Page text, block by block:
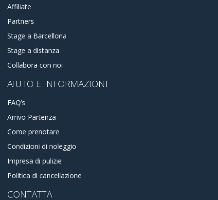
Affiliate
Partners
Stage a Barcellona
Stage a distanza
Collabora con noi
AIUTO E INFORMAZIONI
FAQ’s
Arrivo Partenza
Come prenotare
Condizioni di noleggio
Impresa di pulizie
Politica di cancellazione
CONTATTA